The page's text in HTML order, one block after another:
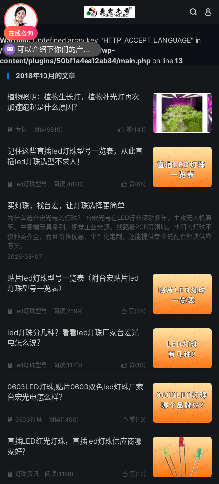
Warning: Undefined array key "HTTP_ACCEPT_LANGUAGE" in
/www/wwwroot/1615led.com/wp-
content/plugins/50bf1a4ea12ab84/main.php on line 13

 

2018年10月的文章
植物照明：植物生长灯，植物补光灯再次
加速跑起是什么原因？
 赞(141 )
 专题 阅读(9810)
记住这些直插led灯珠型号一览表，从此直
插led灯珠选型不求人！
 赞(68)
 led灯珠型号 阅读(4820)
买灯珠，找台宏，让灯珠选择更简单
为什么选台宏光电的灯珠？ 台宏光电在LED行业深耕多年，主攻无人机照
明、中高端玩具系列、视觉工业光源、线路板PCB等领域。他们的灯珠不
仅种类齐全，而且价格优惠、个性化定制，还能提供专业的配套解决供应
方案。
2026-08-07
贴片led灯珠型号一览表（附台宏贴片led
灯珠型号一览表）
 赞(38)
 led灯珠型号 阅读(2599)
led灯珠分几种？看看led灯珠厂家台宏光
电怎么说？
 赞(10)
 led灯珠型号 阅读(1173)
0603LED灯珠,贴片0603双色led灯珠厂家
台宏光电怎么样？
 赞(19)
 0603灯珠 阅读(1400)
直插LED红光灯珠，直插led灯珠供应商哪
家好？
 赞(12)
 灯珠资讯 阅读(1158)
可以介绍下你们的产品么？